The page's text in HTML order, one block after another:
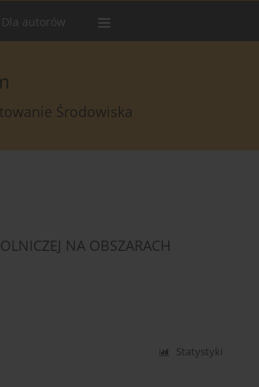
Dla autorów
Środowiska
NA OBSZARACH
Statystyki